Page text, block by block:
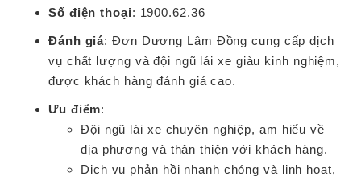
Số điện thoại: 1900.62.36
Đánh giá: Đơn Dương Lâm Đồng cung cấp dịch
vụ chất lượng và đội ngũ lái xe giàu kinh nghiệm,
được khách hàng đánh giá cao.
Ưu điểm:
Đội ngũ lái xe chuyên nghiệp, am hiểu về
địa phương và thân thiện với khách hàng.
Dịch vụ phản hồi nhanh chóng và linh hoạt,